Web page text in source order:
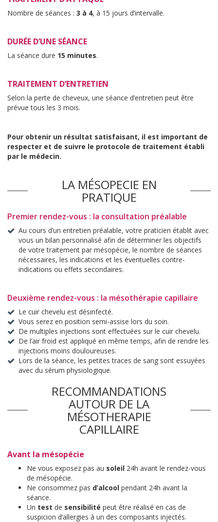
Nombre de séances : 3 à 4, à 15 jours d’intervalle.
DURÉE D’UNE SÉANCE
La séance dure 15 minutes.
TRAITEMENT D’ENTRETIEN
Selon la perte de cheveux, une séance d’entretien peut être
prévue tous les 3 mois.
Pour obtenir un résultat satisfaisant, il est important de
respecter et de suivre le protocole de traitement établi
par le médecin.
LA MÉSOPECIE EN
PRATIQUE
Premier rendez-vous : la consultation préalable
Au cours d’un entretien préalable, votre praticien établit avec
vous un bilan personnalisé afin de déterminer les objectifs
de votre traitement par mésopécie, le nombre de séances
nécessaires, les indications et les éventuelles contre-
indications ou effets secondaires.
Deuxième rendez-vous : la mésothérapie capillaire
Le cuir chevelu est désinfecté.
Vous serez en position semi-assise lors du soin.
De multiples injections sont effectuées sur le cuir chevelu.
De l’air froid est appliqué en même temps, afin de rendre les
injections moins douloureuses.
Lors de la séance, les petites traces de sang sont essuyées
avec du sérum physiologique.
RECOMMANDATIONS
AUTOUR DE LA
MÉSOTHERAPIE
CAPILLAIRE
Avant la mésopécie
Ne vous exposez pas au soleil 24h avant le rendez-vous
de mésopécie.
Ne consommez pas d’alcool pendant 24h avant la
séance.
Un test de sensibilité peut être réalisé en cas de
suspicion d’allergies à un des composants injectés.